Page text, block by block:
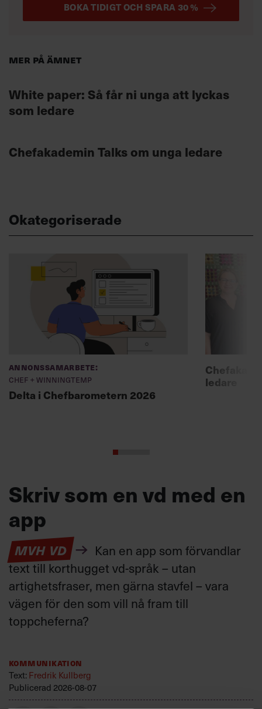
Mer på ämnet
White paper: Så får ni unga att lyckas
som ledare
Chefakademin Talks om unga ledare
BOKA TIDIGT OCH SPARA 30 %
Okategoriserade
Annonssamarbete:
Chef + Winningtemp
Delta i Chefbarometern 2026
ledare
Skriv som en vd med en
app
MVH VD
Kan en app som förvandlar
text till korthugget vd-språk – utan
artighetsfraser, men gärna stavfel – vara
vägen för den som vill nå fram till
toppcheferna?
Kommunikation
Text:Fredrik Kullberg
Publicerad 2026-08-07